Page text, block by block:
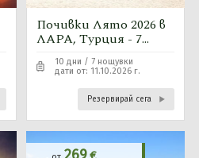
Почивки Лято 2026 в
ЛАРА, Турция - 7
нощувки автобусна
програма от София и
10 дни / 7 нощувки
дати от: 11.10.2026 г.
Резервирай сега